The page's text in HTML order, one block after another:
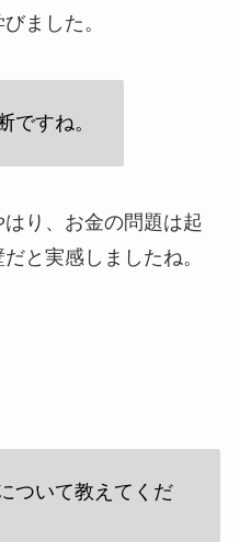
ました。
ですね。
り、お金の問題は起
と実感しましたね。
ついて教えてくだ